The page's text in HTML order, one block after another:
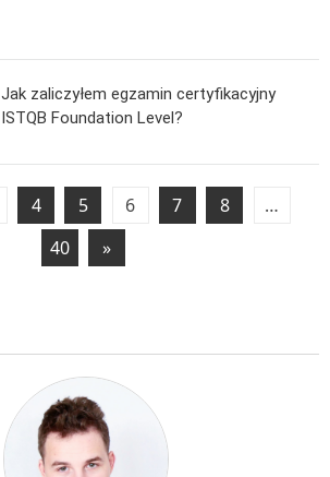
Jak zaliczyłem egzamin certyfikacyjny
ISTQB Foundation Level?
4 5 6 7 8
…
40
»